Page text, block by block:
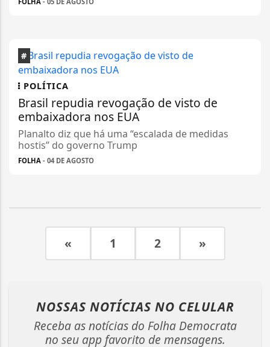
#
POLÍTICA
Brasil repudia revogação de visto de
embaixadora nos EUA
Planalto diz que há uma “escalada de medidas
hostis” do governo Trump
FOLHA - 04 DE AGOSTO
« 1 2 »
NOSSAS NOTÍCIAS NO CELULAR
Receba as notícias do Folha Democrata
no seu app favorito de mensagens.